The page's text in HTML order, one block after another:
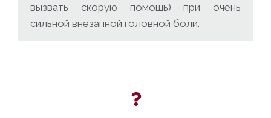
вызвать скорую помощь) при очень
сильной внезапной головной боли.